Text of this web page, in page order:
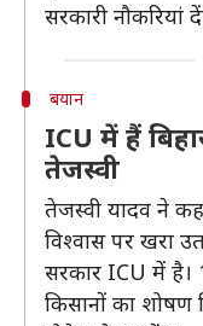
सरकारी नौकरियां
बयान
ICU में हैं
तेजस्वी
तेजस्वी यादव ने
विश्वास पर खरा
सरकार ICU में है।
किसानों का शोषण